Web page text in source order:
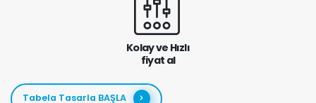
Kolay ve Hızlı
fiyat al
Tabela Tasarla BAŞLA